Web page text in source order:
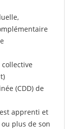
(CDD) de
apprenti et
plus de son